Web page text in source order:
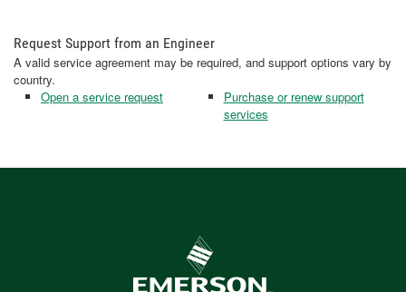
Request Support from an Engineer
A valid service agreement may be required, and support options vary by
country.
Open a service request
Purchase or renew support
services